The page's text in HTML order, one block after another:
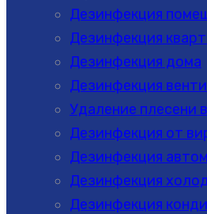
Дезинфекция
Дезинфекция
Дезинфекция дома
Дезинфекция
Удаление плесени
Дезинфекция от
Дезинфекция
Дезинфекция
Дезинфекция